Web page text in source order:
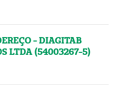
- DIAGITAB
LTDA (54003267-5)